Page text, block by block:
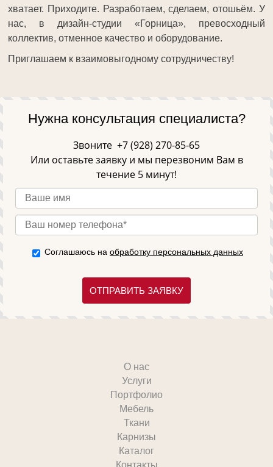
хватает. Приходите. Разработаем, сделаем, отошьём. У
нас, в дизайн-студии «Горница», превосходный
коллектив, отменное качество и оборудование.
Приглашаем к взаимовыгодному сотрудничеству!
Нужна консультация специалиста?
Звоните +7 (928) 270-85-65
Или оставьте заявку и мы перезвоним Вам в
течение 5 минут!
Соглашаюсь на обработку персональных данных
ОТПРАВИТЬ ЗАЯВКУ
О нас
Услуги
Портфолио
Мебель
Ткани
Карнизы
Каталог
Контакты